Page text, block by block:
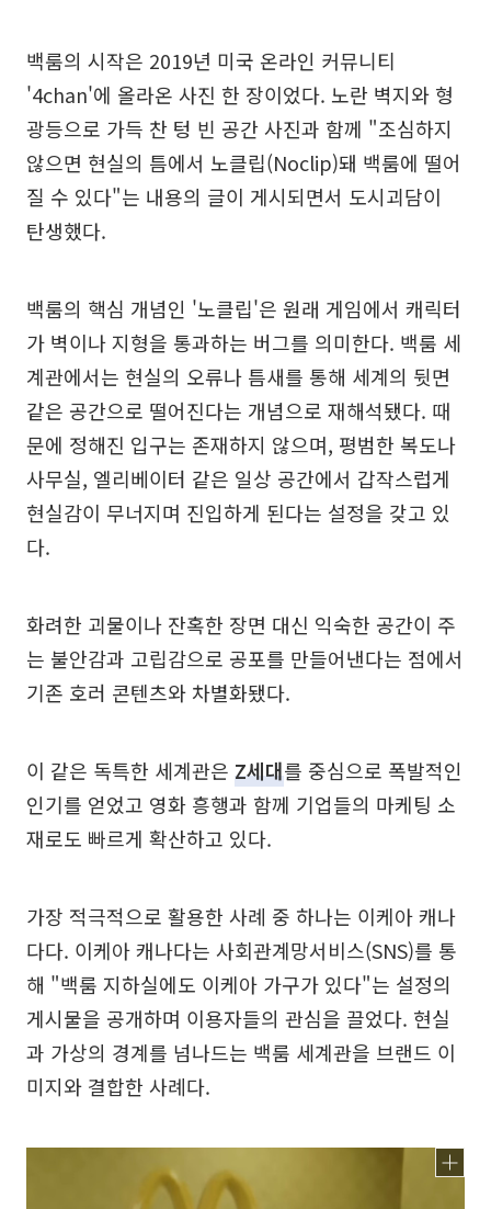
백룸의 시작은 2019년 미국 온라인 커뮤니티
'4chan'에 올라온 사진 한 장이었다. 노란 벽지와 형
광등으로 가득 찬 텅 빈 공간 사진과 함께 "조심하지
않으면 현실의 틈에서 노클립(Noclip)돼 백룸에 떨어
질 수 있다"는 내용의 글이 게시되면서 도시괴담이
탄생했다.
백룸의 핵심 개념인 '노클립'은 원래 게임에서 캐릭터
가 벽이나 지형을 통과하는 버그를 의미한다. 백룸 세
계관에서는 현실의 오류나 틈새를 통해 세계의 뒷면
같은 공간으로 떨어진다는 개념으로 재해석됐다. 때
문에 정해진 입구는 존재하지 않으며, 평범한 복도나
사무실, 엘리베이터 같은 일상 공간에서 갑작스럽게
현실감이 무너지며 진입하게 된다는 설정을 갖고 있
다.
화려한 괴물이나 잔혹한 장면 대신 익숙한 공간이 주
는 불안감과 고립감으로 공포를 만들어낸다는 점에서
기존 호러 콘텐츠와 차별화됐다.
이 같은 독특한 세계관은 Z세대를 중심으로 폭발적인
인기를 얻었고 영화 흥행과 함께 기업들의 마케팅 소
재로도 빠르게 확산하고 있다.
가장 적극적으로 활용한 사례 중 하나는 이케아 캐나
다다. 이케아 캐나다는 사회관계망서비스(SNS)를 통
해 "백룸 지하실에도 이케아 가구가 있다"는 설정의
게시물을 공개하며 이용자들의 관심을 끌었다. 현실
과 가상의 경계를 넘나드는 백룸 세계관을 브랜드 이
미지와 결합한 사례다.